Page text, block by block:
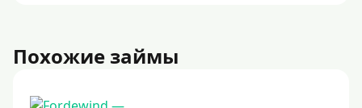
Похожие займы